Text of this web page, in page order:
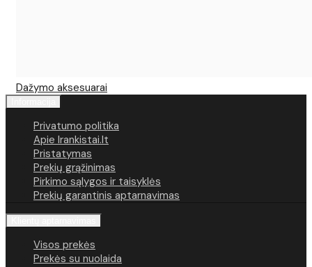
Dažymo aksesuarai
Privatumo politika
Apie Irankistai.lt
Pristatymas
Prekių grąžinimas
Pirkimo sąlygos ir taisyklės
Prekių garantinis aptarnavimas
Visos prekės
Prekės su nuolaida